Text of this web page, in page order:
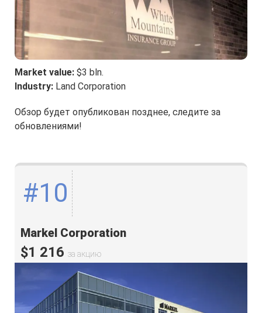
Market value: $3 bln.
Industry: Land Corporation
Обзор будет опубликован позднее, следите за
обновлениями!
#10
Markel Corporation
$1 216 за акцию